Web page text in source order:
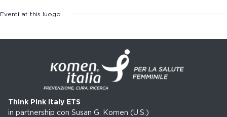
Eventi at this luogo
Think Pink Italy ETS
in partnership con Susan G. Komen (U.S.)